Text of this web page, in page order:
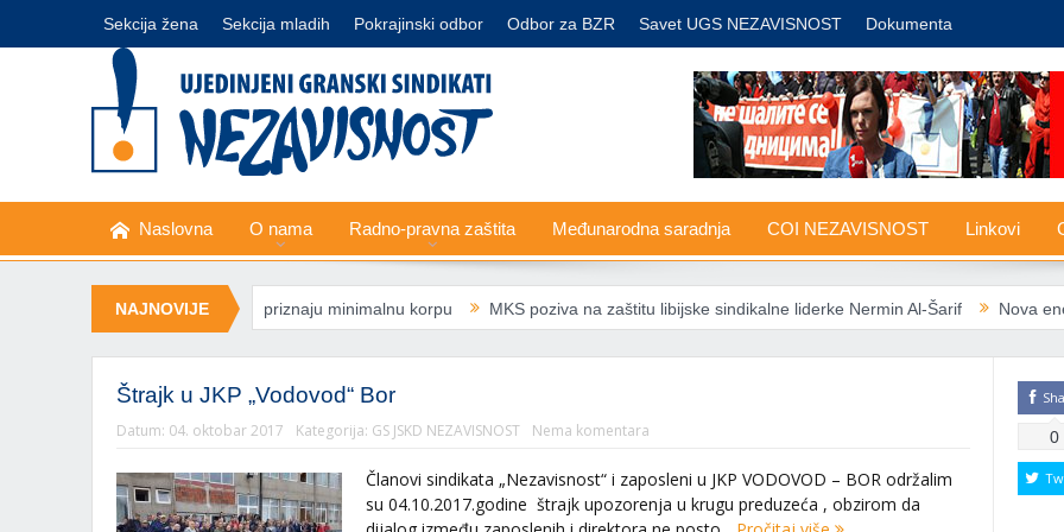
Sekcija žena Sekcija mladih Pokrajinski odbor Odbor za BZR Savet UGS NEZAVISNOST Dokumenta
Naslovna O nama Radno-pravna zaštita Međunarodna saradnja COI NEZAVISNOST Linkovi
NAJNOVIJE
Sindikati ne priznaju minimalnu korpu MKS poziva na zaštitu libijske sindikalne liderke Nermin Al-Šarif Nova energetska
Štrajk u JKP „Vodovod“ Bor
Datum: 04. oktobar 2017 Kategorija: GS JSKD NEZAVISNOST Nema komentara
Članovi sindikata „Nezavisnost“ i zaposleni u JKP VODOVOD – BOR održalim
su 04.10.2017.godine štrajk upozorenja u krugu preduzeća , obzirom da
0